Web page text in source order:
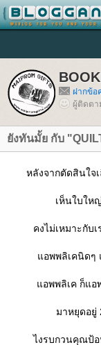
ฝากข้อ
ผู้ติดตา
งทันมั้ย กับ
หลังจากตัดสินใจ
เห็นใบให
คงไม่เหมาะกับ
อพพลิเคนิดๆ
อพพลิเค ก็แอ
มาหยุดอยู่
ไงรบกวนคุณป้